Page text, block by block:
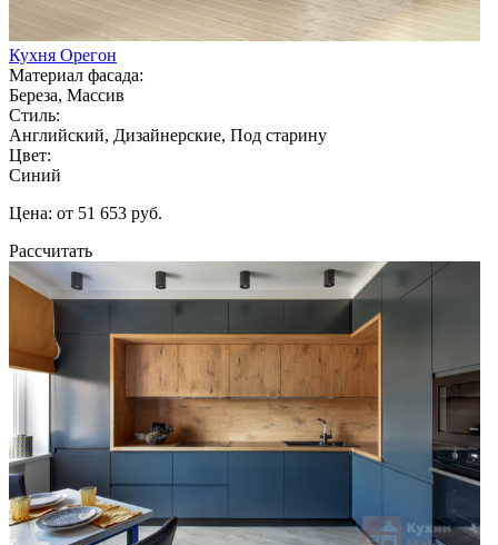
Кухня Орегон
Материал фасада:
Береза, Массив
Стиль:
Английский, Дизайнерские, Под старину
Цвет:
Синий
Цена: от 51 653 руб.
Рассчитать